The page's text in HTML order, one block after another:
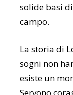
solide basi
campo.
La storia di
sogni non
esiste un
Servono